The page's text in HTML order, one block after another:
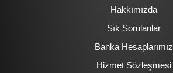
Hakkımızda
Sık Sorulanlar
Banka Hesaplarımız
Hizmet Sözleşmesi